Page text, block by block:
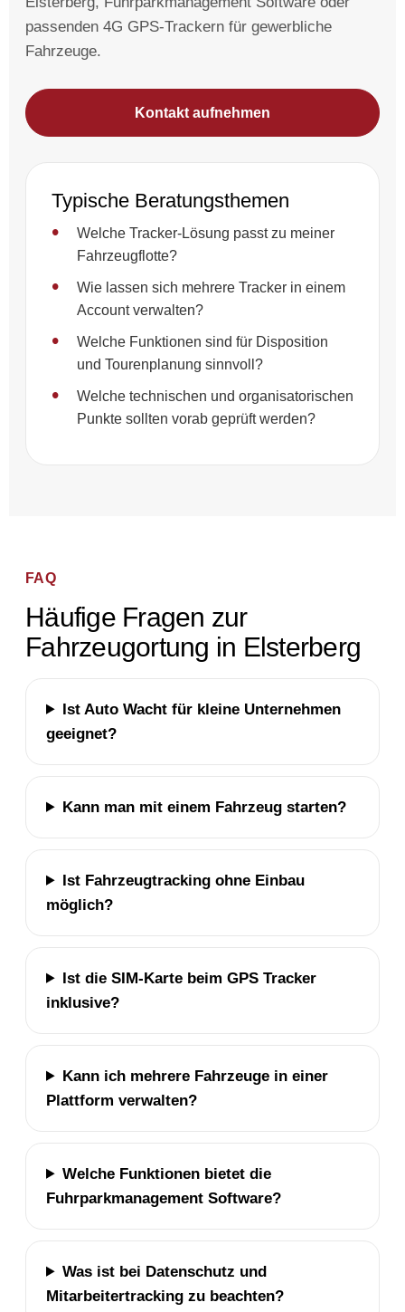
passenden 4G GPS-Trackern für gewerbliche
Fahrzeuge.
Kontakt aufnehmen
Typische Beratungsthemen
Welche Tracker-Lösung passt zu meiner
Fahrzeugflotte?
Wie lassen sich mehrere Tracker in einem
Account verwalten?
Welche Funktionen sind für Disposition
und Tourenplanung sinnvoll?
Welche technischen und organisatorischen
Punkte sollten vorab geprüft werden?
FAQ
Häufige Fragen zur
Fahrzeugortung in Elsterberg
Ist Auto Wacht für kleine Unternehmen
geeignet?
Kann man mit einem Fahrzeug starten?
Ist Fahrzeugtracking ohne Einbau
möglich?
Ist die SIM-Karte beim GPS Tracker
inklusive?
Kann ich mehrere Fahrzeuge in einer
Plattform verwalten?
Welche Funktionen bietet die
Fuhrparkmanagement Software?
Was ist bei Datenschutz und
Mitarbeitertracking zu beachten?